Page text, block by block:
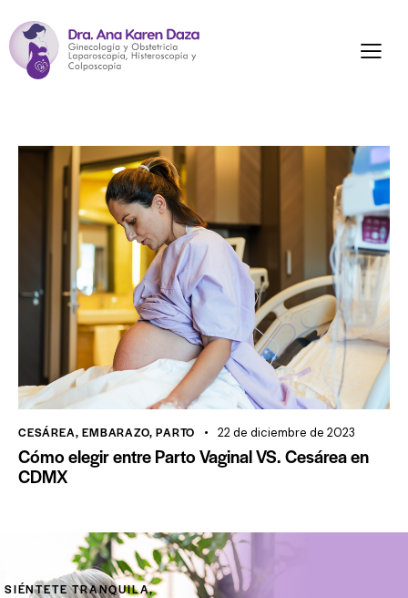
CESÁREA,EMBARAZO,PARTO 22 de diciembre de 2023
Cómo elegir entre Parto Vaginal VS. Cesárea en
CDMX
SIÉNTETE TRANQUILA,